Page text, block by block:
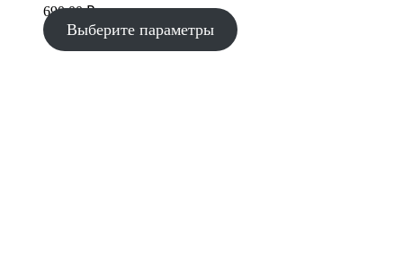
690.00 ₽
Выберите параметры